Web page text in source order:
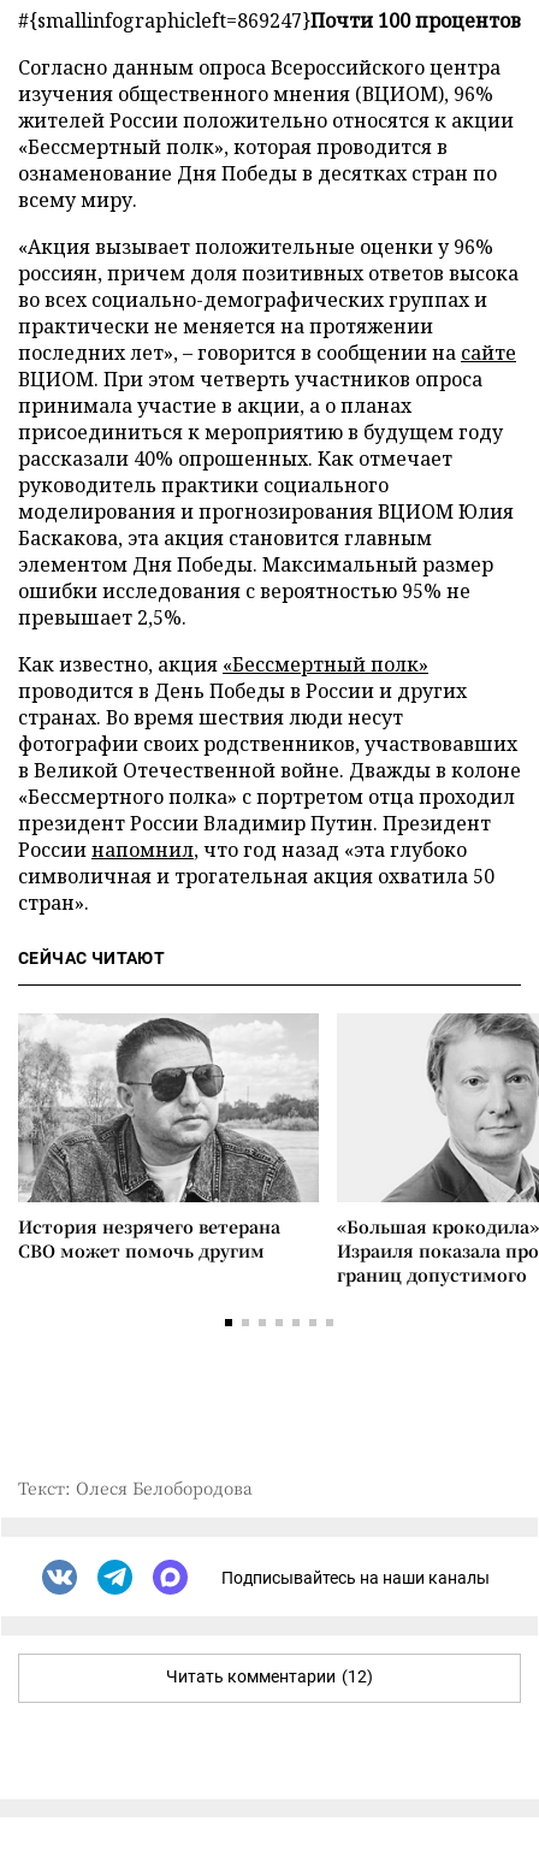
#{smallinfographicleft=869247}Почти 100 процентов
Согласно данным опроса Всероссийского центра
изучения общественного мнения (ВЦИОМ), 96%
жителей России положительно относятся к акции
«Бессмертный полк», которая проводится в
ознаменование Дня Победы в десятках стран по
всему миру.
«Акция вызывает положительные оценки у 96%
россиян, причем доля позитивных ответов высока
во всех социально-демографических группах и
практически не меняется на протяжении
последних лет», – говорится в сообщении на сайте
ВЦИОМ. При этом четверть участников опроса
принимала участие в акции, а о планах
присоединиться к мероприятию в будущем году
рассказали 40% опрошенных. Как отмечает
руководитель практики социального
моделирования и прогнозирования ВЦИОМ Юлия
Баскакова, эта акция становится главным
элементом Дня Победы. Максимальный размер
ошибки исследования с вероятностью 95% не
превышает 2,5%.
Как известно, акция «Бессмертный полк»
проводится в День Победы в России и других
странах. Во время шествия люди несут
фотографии своих родственников, участвовавших
в Великой Отечественной войне. Дважды в колоне
«Бессмертного полка» с портретом отца проходил
президент России Владимир Путин. Президент
Россиинапомнил, что год назад «эта глубоко
символичная и трогательная акция охватила 50
стран».
СЕЙЧАС ЧИТАЮТ
История незрячего ветерана
СВО может помочь другим
«Большая
Израиля показала
границ допустимого
Текст: Олеся Белобородова
Подписывайтесь на наши каналы
Читать комментарии (12)